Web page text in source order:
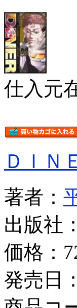
仕入元
ＤＩＮ
著者：
出版社：
価格：
発売日